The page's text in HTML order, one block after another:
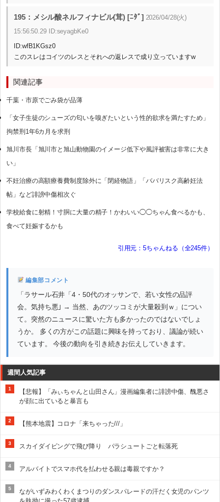
195：メシル酸ネルフィナビル(茸) [ﾆﾀﾞ] 2026/04/28(火)
15:56:50.29 ID:seyagbKe0
ID:wfB1KGsz0
このスレはコイツのレスとそれへの返レスで成り立っていますw
関連記事
千葉・市原でごみ袋が品薄
「女子生徒のシューズの匂いを嗅ぎたいという性的欲求を満たすため」
拘禁刑1年6カ月を求刑
旭川市長「旭川市と旭山動物園のイメージ低下や風評被害は非常に大き
い」
不妊治療の高額療養費制度除外に「閉経物語」「ババリスク高齢妊法
帖」など誹謗中傷相次ぐ
学校給食に射精！寸胴に大量の精子！かわいい◯◯ちゃん食べるかも、
食べて妊娠するかも
引用元：5ちゃんねる（全245件）
編集部コメント
「ラサール石井「4・50代のオッサンで、若い女性の品評
会。気持ち悪｣ → 当然、あのツッコミが大量殺到ｗ」につい
て。突然のニュースに驚いた方も多かったのではないでしょ
うか。 多くの方がこの話題に興味を持っており、議論が続い
ています。 今後の動向を引き続きお伝えしていきます。
週間人気記事
1
【悲報】「みぃちゃんと山田さん」漫画編集者に誹謗中傷、醜悪さ
が顔に出ていると暴言も
2 【熊本地震】コロナ「来ちゃった///」
3 スカイダイビングで飛び降り パラシュートごと転落死
4 アルバイトでスマホ代を払わせる親は毒親ですか？
5
ながいずみわくわくまつりのダンスパレードの汗だく女児のパンツ